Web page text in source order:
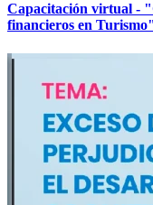
Capacitación virtual -
financieros en Turismo"